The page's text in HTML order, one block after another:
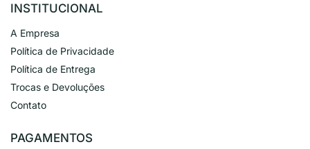
INSTITUCIONAL
A Empresa
Política de Privacidade
Política de Entrega
Trocas e Devoluções
Contato
PAGAMENTOS